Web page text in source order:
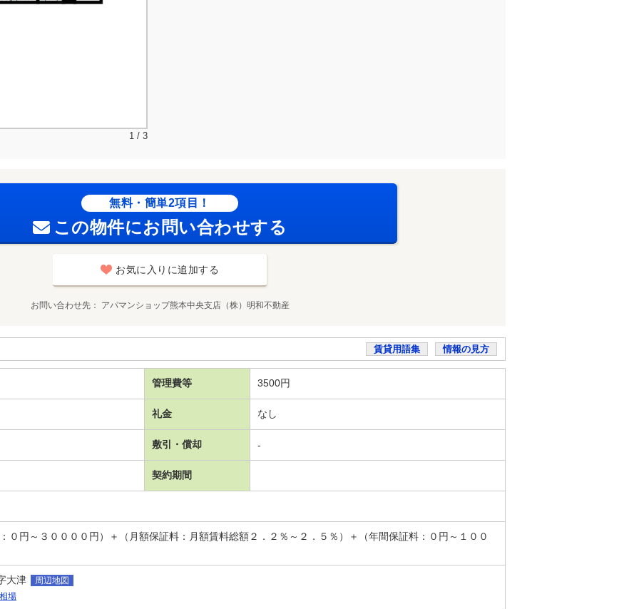
1 / 3
無料・簡単2項目！
この物件にお問い合わせする
お気に入りに追加する
お問い合わせ先 アパマンショップ熊本中央支店（株）明和不動産
賃貸用語集 情報の見方
管理費等 3500円
礼金 なし
敷引・償却 -
契約期間
０円～３００００円）＋（月額保証料：月額賃料総額２．２％～２．５％）＋（年間保証料：０円～１００
大津
周辺地図
場